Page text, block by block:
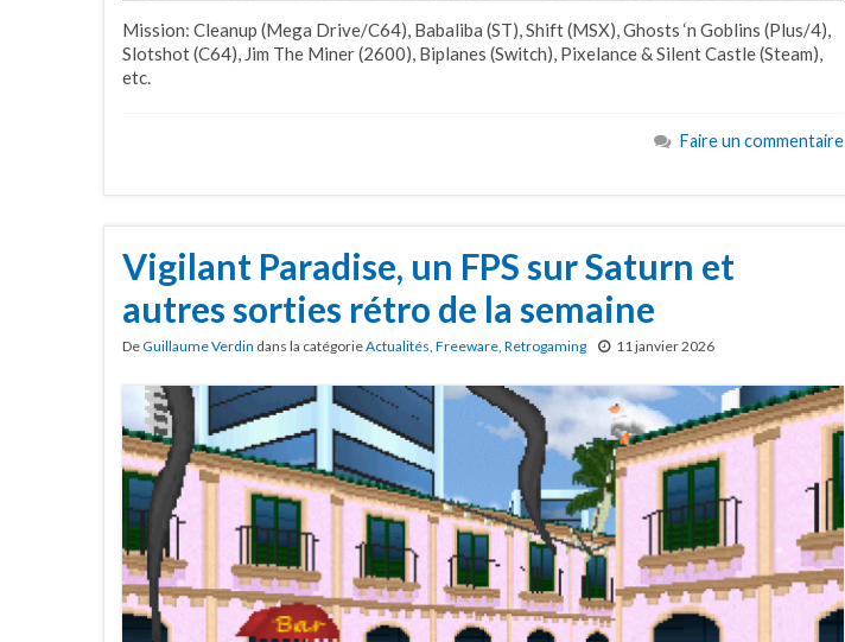
Mission: Cleanup (Mega Drive/C64), Babaliba (ST), Shift (MSX), Ghosts ‘n Goblins (Plus/4),
Slotshot (C64), Jim The Miner (2600), Biplanes (Switch), Pixelance & Silent Castle (Steam),
etc.
Faire un commentaire
Vigilant Paradise, un FPS sur Saturn et
autres sorties rétro de la semaine
DeGuillaume Verdin dans la catégorieActualités Freeware Retrogaming 11 janvier 2026